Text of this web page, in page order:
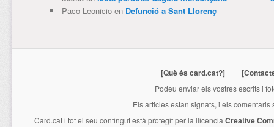
Paco Leonicioen Defunció a Sant Llorenç
[Què és card.cat?]
Podeu enviar els vostres escrits i
Els articles estan signats, i els
Card.cati tot el seu contingut està protegit per la llicencia Creative